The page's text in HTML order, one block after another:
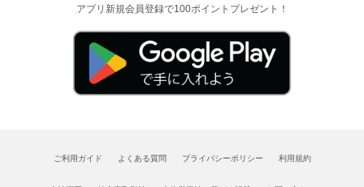
アプリ新規会員登録で100ポイントプレゼント！
ご利用ガイド よくある質問 プライバシーポリシー 利用規約